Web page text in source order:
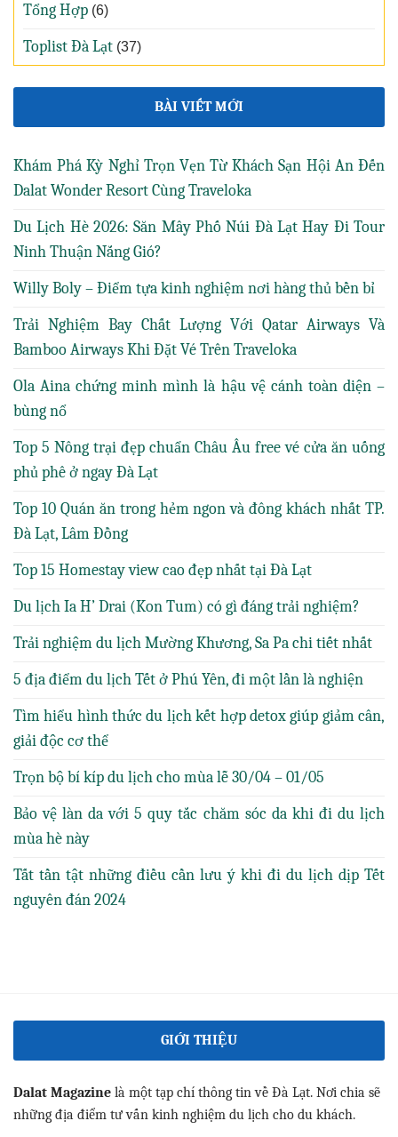
Tổng Hợp (6)
Toplist Đà Lạt (37)
BÀI VIẾT MỚI
Khám Phá Kỳ Nghỉ Trọn Vẹn Từ Khách Sạn Hội An Đến
Dalat Wonder Resort Cùng Traveloka
Du Lịch Hè 2026: Săn Mây Phố Núi Đà Lạt Hay Đi Tour
Ninh Thuận Nắng Gió?
Willy Boly – Điểm tựa kinh nghiệm nơi hàng thủ bền bỉ
Trải Nghiệm Bay Chất Lượng Với Qatar Airways Và
Bamboo Airways Khi Đặt Vé Trên Traveloka
Ola Aina chứng minh mình là hậu vệ cánh toàn diện –
bùng nổ
Top 5 Nông trại đẹp chuẩn Châu Âu free vé cửa ăn uống
phủ phê ở ngay Đà Lạt
Top 10 Quán ăn trong hẻm ngon và đông khách nhất TP.
Đà Lạt, Lâm Đồng
Top 15 Homestay view cao đẹp nhất tại Đà Lạt
Du lịch Ia H’ Drai (Kon Tum) có gì đáng trải nghiệm?
Trải nghiệm du lịch Mường Khương, Sa Pa chi tiết nhất
5 địa điểm du lịch Tết ở Phú Yên, đi một lần là nghiện
Tìm hiểu hình thức du lịch kết hợp detox giúp giảm cân,
giải độc cơ thể
Trọn bộ bí kíp du lịch cho mùa lễ 30/04 – 01/05
Bảo vệ làn da với 5 quy tắc chăm sóc da khi đi du lịch
mùa hè này
Tất tần tật những điều cần lưu ý khi đi du lịch dịp Tết
nguyên đán 2024
GIỚI THIỆU
Dalat Magazine là một tạp chí thông tin về Đà Lạt. Nơi chia sẽ
những địa điểm tư vấn kinh nghiệm du lịch cho du khách.